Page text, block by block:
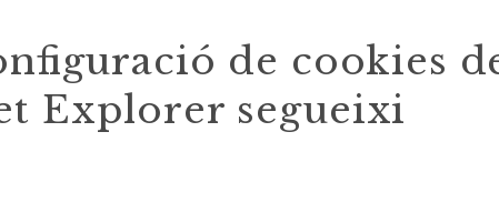
de cookies
Explorer segueixi